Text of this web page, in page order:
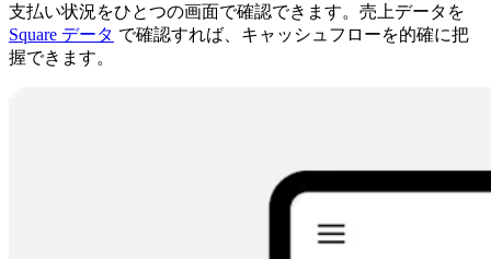
支払い状況をひとつの画面で確認できます。売上データを
Square データ で確認すれば、キャッシュフローを的確に把
握できます。